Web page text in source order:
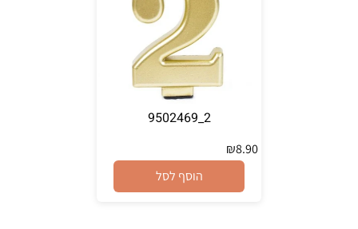
2_9502469
₪8.90
הוסף לסל